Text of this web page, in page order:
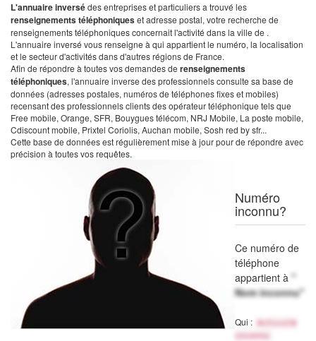
L'annuaire inversédes entreprises et particuliers a trouvé les
renseignements téléphoniqueset adresse postal, votre recherche de
renseignements téléphoniques concernait l'activité dans la ville de .
L'annuaire inversé vous renseigne à qui appartient le numéro, la localisation
et le secteur d'activités dans d'autres régions de France.
Afin de répondre à toutes vos demandes de renseignements
téléphoniques, l'annuaire inverse des professionnels consulte sa base de
données (adresses postales, numéros de téléphones fixes et mobiles)
recensant des professionnels clients des opérateur téléphonique tels que
Free mobile, Orange, SFR, Bouygues télécom, NRJ Mobile, La poste mobile,
Cdiscount mobile, Prixtel Coriolis, Auchan mobile, Sosh red by sfr...
Cette base de données est régulièrement mise à jour pour de répondre avec
précision à toutes vos requêtes.
Numéro
inconnu?
Ce numéro de
téléphone
appartient à "
Nom inconnu"
Qui :
Activité
inconnu